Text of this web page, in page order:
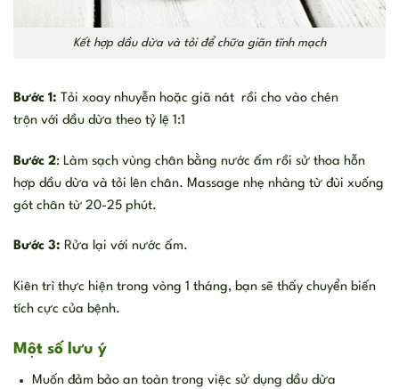
Kết hợp dầu dừa và tỏi để chữa giãn tĩnh mạch
Bước 1: Tỏi xoay nhuyễn hoặc giã nát rồi cho vào chén
trộn với dầu dừa theo tỷ lệ 1:1
Bước 2: Làm sạch vùng chân bằng nước ấm rồi sử thoa hỗn
hợp dầu dừa và tỏi lên chân. Massage nhẹ nhàng từ đùi xuống
gót chân từ 20-25 phút.
Bước 3: Rửa lại với nước ấm.
Kiên trì thực hiện trong vòng 1 tháng, bạn sẽ thấy chuyển biến
tích cực của bệnh.
Một số lưu ý
Muốn đảm bảo an toàn trong việc sử dụng dầu dừa